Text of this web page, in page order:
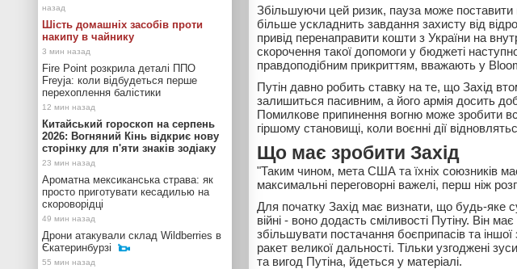
Збільшуючи цей ризик, пауза може поставити
більше ускладнить завдання захисту від
привід перенаправити кошти з України на
скорочення такої допомоги у бюджеті
правдоподібним прикриттям, вважають у
Путін давно робить ставку на те, що Захід
залишиться пасивним, а його армія досить
Помилкове припинення вогню може зробити всі
гіршому становищі, коли воєнні дії
Що має зробити Захід
"Таким чином, мета США та їхніх союзників
максимальні переговорні важелі, перш ніж
Для початку Захід має визнати, що будь-яке
війні - воно додасть сміливості Путіну. Він
збільшувати постачання боєприпасів та
ракет великої дальності. Тільки узгоджені
та вигод Путіна, йдеться у матеріалі.
Шість домашніх засобів проти
накипу в чайнику
Fire Point розкрила деталі ППО
Freyja: коли відбудеться перше
перехоплення балістики
Китайський гороскоп на серпень
2026: Вогняний Кінь відкриє нову
сторінку для п'яти знаків зодіаку
Ароматна мексиканська страва: як
просто приготувати кесадилью на
скороворідці
Дрони атакували склад Wildberries в
Єкатеринбурзі